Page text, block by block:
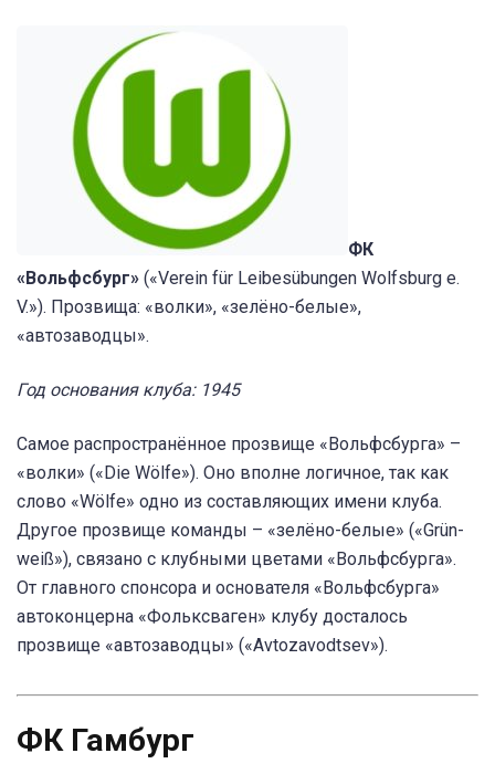
ФК
«Вольфсбург» («Verein für Leibesübungen Wolfsburg e.
V.»). Прозвища: «волки», «зелёно-белые»,
«автозаводцы».
Год основания клуба: 1945
Самое распространённое прозвище «Вольфсбурга» –
«волки» («Die Wölfe»). Оно вполне логичное, так как
слово «Wölfe» одно из составляющих имени клуба.
Другое прозвище команды – «зелёно-белые» («Grün-
weiß»), связано с клубными цветами «Вольфсбурга».
От главного спонсора и основателя «Вольфсбурга»
автоконцерна «Фольксваген» клубу досталось
прозвище «автозаводцы» («Avtozavodtsev»).
ФК Гамбург